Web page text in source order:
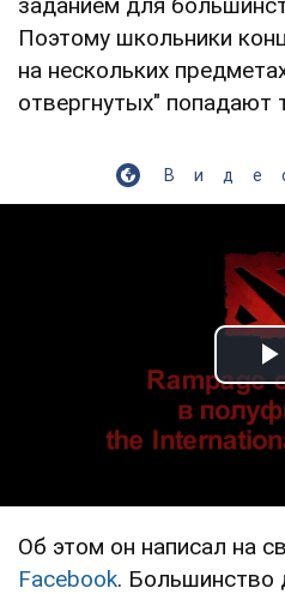
Поэтому школьники
на нескольких
отвергнутых" попадают
Об этом он написал на
Facebook. Большинство